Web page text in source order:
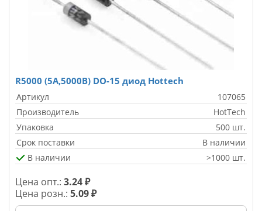
R5000 (5A,5000В) DO-15 диод Hottech
Артикул
107065
Производитель
HotTech
Упаковка
500 шт.
Срок поставки
В наличии
В наличии
>1000 шт.
Цена опт.: 3.24 ₽
Цена розн.: 5.09 ₽